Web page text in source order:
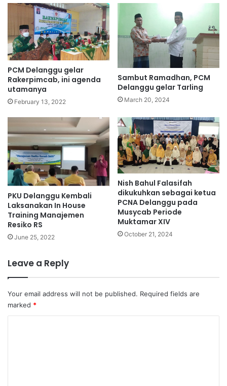
PCM Delanggu gelar
Rakerpimcab, ini agenda
utamanya
February 13, 2022
Sambut Ramadhan, PCM
Delanggu gelar Tarling
March 20, 2024
PKU Delanggu Kembali
Laksanakan In House
Training Manajemen
Resiko RS
June 25, 2022
Nish Bahul Falasifah
dikukuhkan sebagai ketua
PCNA Delanggu pada
Musycab Periode
Muktamar XIV
October 21, 2024
Leave a Reply
Your email address will not be published. Required fields are
marked *